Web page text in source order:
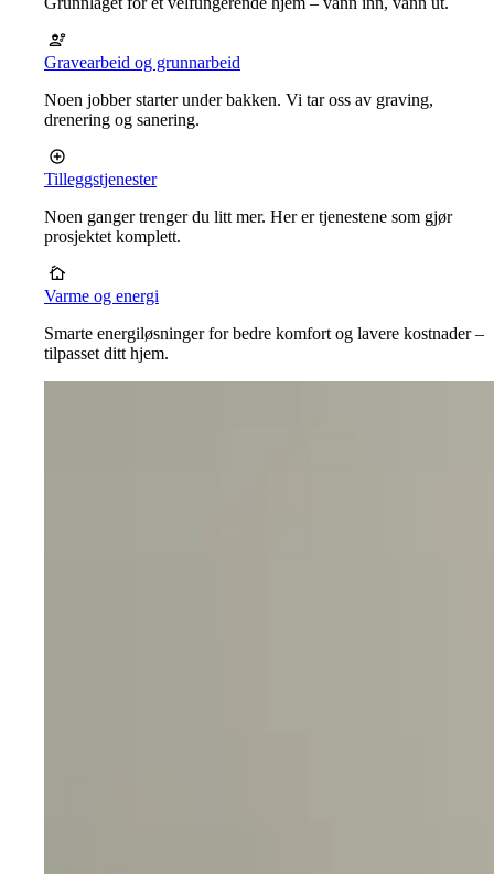
Gravearbeid og grunnarbeid
Noen jobber starter under bakken. Vi tar oss av graving,
drenering og sanering.
Tilleggstjenester
Noen ganger trenger du litt mer. Her er tjenestene som gjør
prosjektet komplett.
Varme og energi
Smarte energiløsninger for bedre komfort og lavere kostnader –
tilpasset ditt hjem.